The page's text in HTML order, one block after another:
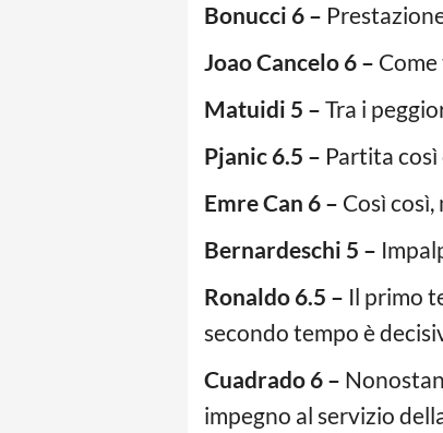
Bonucci 6 –
Joao Cancelo 6 –
Matuidi 5 – Tra i
Pjanic 6.5 – Partita così
Emre Can 6 – Così
Bernardeschi 5 –
Ronaldo 6.5 – Il primo
secondo tempo è
Cuadrado 6 –
impegno al servizio